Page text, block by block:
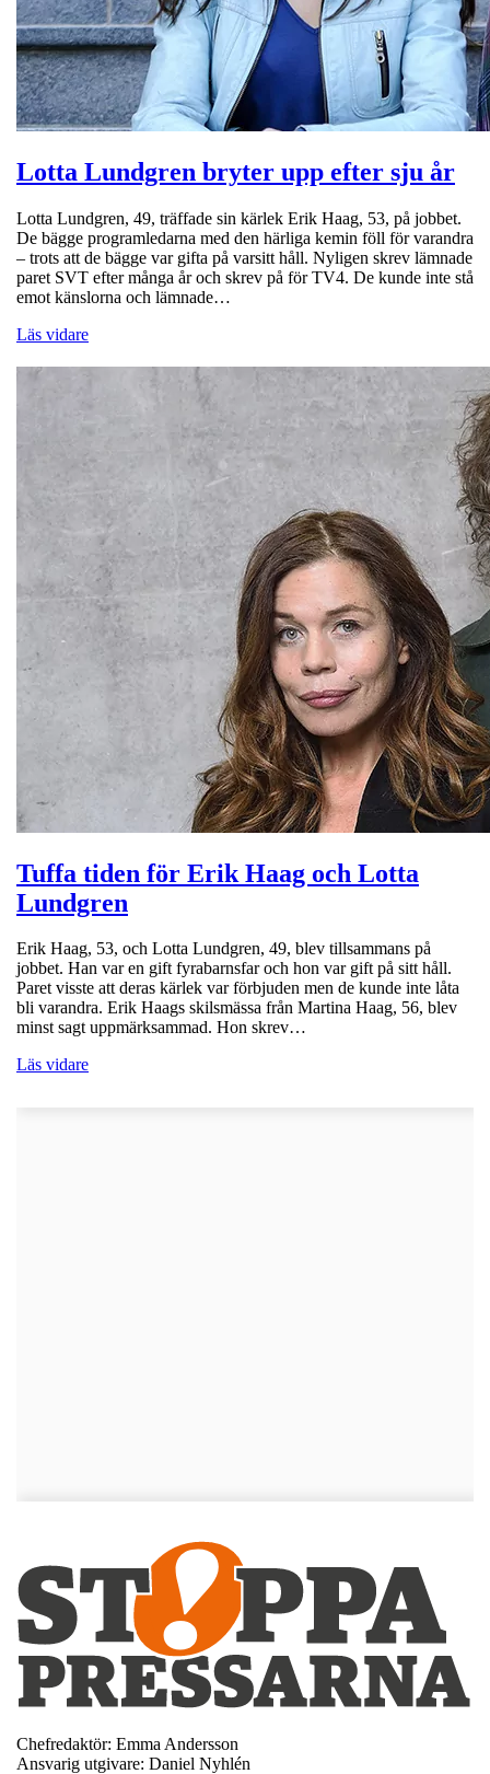
Lotta Lundgren bryter upp efter sju år
Lotta Lundgren, 49, träffade sin kärlek Erik Haag, 53, på jobbet.
De bägge programledarna med den härliga kemin föll för varandra
– trots att de bägge var gifta på varsitt håll. Nyligen skrev lämnade
paret SVT efter många år och skrev på för TV4. De kunde inte stå
emot känslorna och lämnade…
Läs vidare
Tuffa tiden för Erik Haag och Lotta
Lundgren
Erik Haag, 53, och Lotta Lundgren, 49, blev tillsammans på
jobbet. Han var en gift fyrabarnsfar och hon var gift på sitt håll.
Paret visste att deras kärlek var förbjuden men de kunde inte låta
bli varandra. Erik Haags skilsmässa från Martina Haag, 56, blev
minst sagt uppmärksammad. Hon skrev…
Läs vidare
Chefredaktör: Emma Andersson
Ansvarig utgivare: Daniel Nyhlén